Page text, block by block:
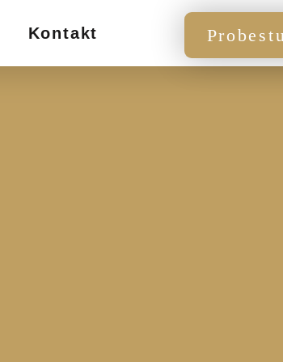
Kontakt